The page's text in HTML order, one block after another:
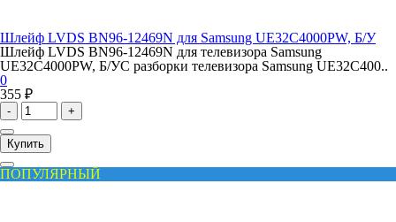
Шлейф LVDS BN96-12469N для Samsung UE32C4000PW, Б/У
Шлейф LVDS BN96-12469N для телевизора Samsung
UE32C4000PW, Б/УС разборки телевизора Samsung UE32C400..
0
355 ₽
- +
Купить
ПОПУЛЯРНЫЙ